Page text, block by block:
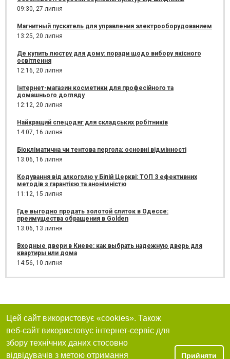
09:30, 27 липня
Магнитный пускатель для управления электрооборудованием
13:25, 20 липня
Де купить люстру для дому: поради щодо вибору якісного
освітлення
12:16, 20 липня
Інтернет-магазин косметики для професійного та
домашнього догляду
12:12, 20 липня
Найкращий спецодяг для складських робітників
14:07, 16 липня
Біокліматична чи тентова пергола: основні відмінності
13:06, 16 липня
Кодування від алкоголю у Білій Церкві: ТОП 3 ефективних
методів з гарантією та анонімністю
11:12, 15 липня
Где выгодно продать золотой слиток в Одессе:
преимущества обращения в Golden
13:06, 13 липня
Входные двери в Киеве: как выбрать надежную дверь для
квартиры или дома
14:56, 10 липня
Цей сайт використовує «cookies». Також
веб-сайт використовує інтернет-сервіс для
збору технічних даних стосовно
відвідувачів з метою отримання
Прийняти